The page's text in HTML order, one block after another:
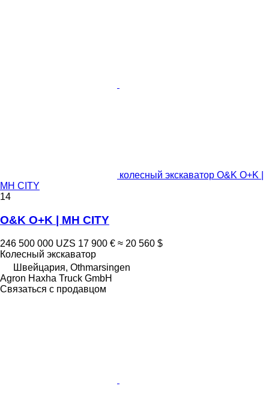
колесный экскаватор O&K O+K |
MH CITY
14
O&K O+K | MH CITY
246 500 000 UZS 17 900 € ≈ 20 560 $
Колесный экскаватор
Швейцария, Othmarsingen
Agron Haxha Truck GmbH
Связаться с продавцом